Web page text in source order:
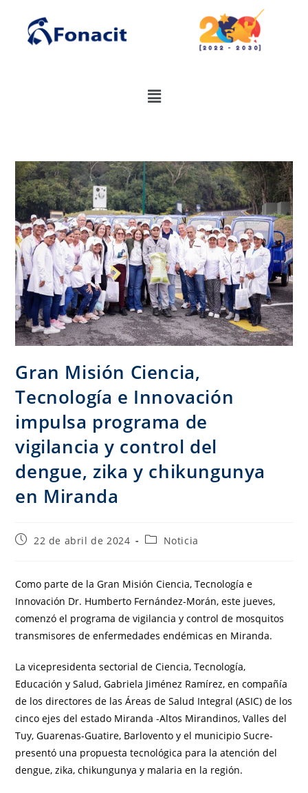
Gran Misión Ciencia,
Tecnología e Innovación
impulsa programa de
vigilancia y control del
dengue, zika y chikungunya
en Miranda
22 de abril de 2024 Noticia
Como parte de la Gran Misión Ciencia, Tecnología e
Innovación Dr. Humberto Fernández-Morán, este jueves,
comenzó el programa de vigilancia y control de mosquitos
transmisores de enfermedades endémicas en Miranda.
La vicepresidenta sectorial de Ciencia, Tecnología,
Educación y Salud, Gabriela Jiménez Ramírez, en compañía
de los directores de las Áreas de Salud Integral (ASIC) de los
cinco ejes del estado Miranda -Altos Mirandinos, Valles del
Tuy, Guarenas-Guatire, Barlovento y el municipio Sucre-
presentó una propuesta tecnológica para la atención del
dengue, zika, chikungunya y malaria en la región.